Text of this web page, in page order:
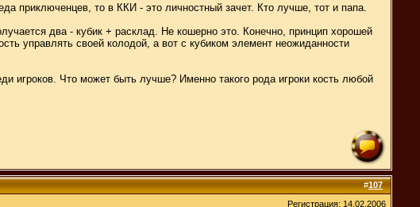
приключенцев, то в ККИ - это личностный зачет. Кто лучше, тот и папа.
два - кубик + расклад. Не кошерно это. Конечно, принцип хорошей
управлять своей колодой, а вот с кубиком элемент неожиданности
игроков. Что может быть лучше? Именно такого рода игроки кость любой
#107
Регистрация: 14.02.2006